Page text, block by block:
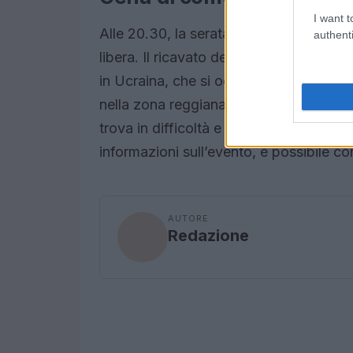
I want
Alle 20.30, la serata proseguirà con
libera. Il ricavato della cena sarà
in Ucraina, che si occupa di bambini
nella zona reggiana. Questo gesto di
trova in difficoltà e per promuovere
informazioni sull’evento, è possibile
AUTORE
Redazione